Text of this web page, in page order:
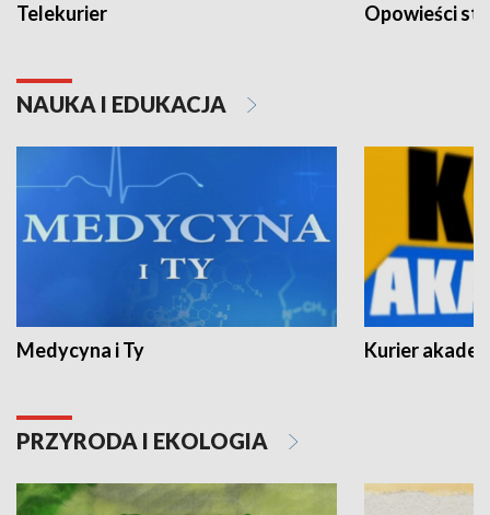
Telekurier Opowieści
NAUKA I EDUKACJA
Medycyna i Ty Kurier
PRZYRODA I EKOLOGIA